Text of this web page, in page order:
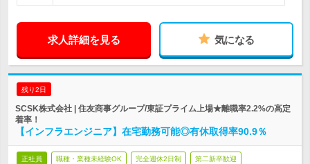
求人詳細を見る 気になる
残り2日
SCSK株式会社 | 住友商事グループ/東証プライム上場★離職率2.2%の高定
着率！
【インフラエンジニア】在宅勤務可能◎有休取得率90.9％
正社員 職種・業種未経験OK 完全週休2日制 第二新卒歓迎